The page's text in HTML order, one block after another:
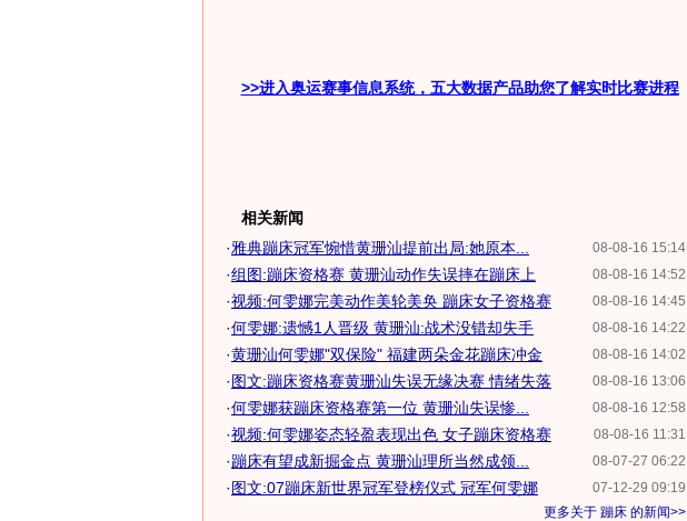
>>进入奥运赛事信息系统，五大数据产品助您了解实时比赛进程
相关新闻
08-08-16 15:14
·雅典蹦床冠军惋惜黄珊汕提前出局:她原本...
08-08-16 14:52
·组图:蹦床资格赛 黄珊汕动作失误摔在蹦床上
08-08-16 14:45
·视频:何雯娜完美动作美轮美奂 蹦床女子资格赛
08-08-16 14:22
·何雯娜:遗憾1人晋级 黄珊汕:战术没错却失手
08-08-16 14:02
·黄珊汕何雯娜"双保险" 福建两朵金花蹦床冲金
08-08-16 13:06
·图文:蹦床资格赛黄珊汕失误无缘决赛 情绪失落
08-08-16 12:58
·何雯娜获蹦床资格赛第一位 黄珊汕失误惨...
08-08-16 11:31
·视频:何雯娜姿态轻盈表现出色 女子蹦床资格赛
08-07-27 06:22
·蹦床有望成新掘金点 黄珊汕理所当然成领...
07-12-29 09:19
·图文:07蹦床新世界冠军登榜仪式 冠军何雯娜
更多关于 蹦床 的新闻>>